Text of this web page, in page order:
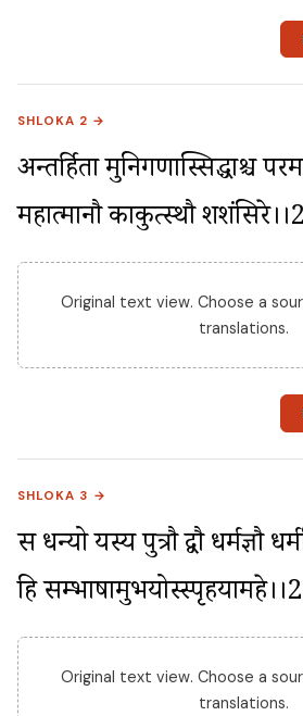
SHLOKA 2 →
अन्तर्हिता मुनिगणास्सिद्धाश्च
महात्मानौ काकुत्स्थौ
Original text view. Choose a
translations.
SHLOKA 3 →
स धन्यो यस्य पुत्रौ द्वौ धर्मज्ञौ
हि
Original text view. Choose a
translations.